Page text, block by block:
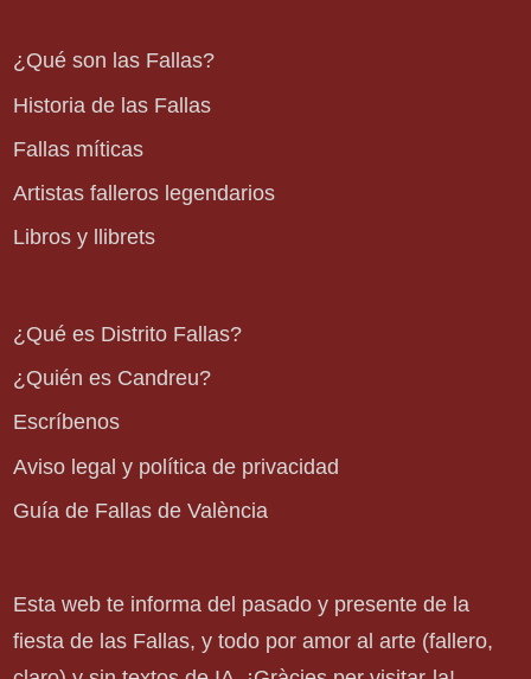
¿Qué son las Fallas?
Historia de las Fallas
Fallas míticas
Artistas falleros legendarios
Libros y llibrets
¿Qué es Distrito Fallas?
¿Quién es Candreu?
Escríbenos
Aviso legal y política de privacidad
Guía de Fallas de València
Esta web te informa del pasado y presente de la
fiesta de las Fallas, y todo por amor al arte (fallero,